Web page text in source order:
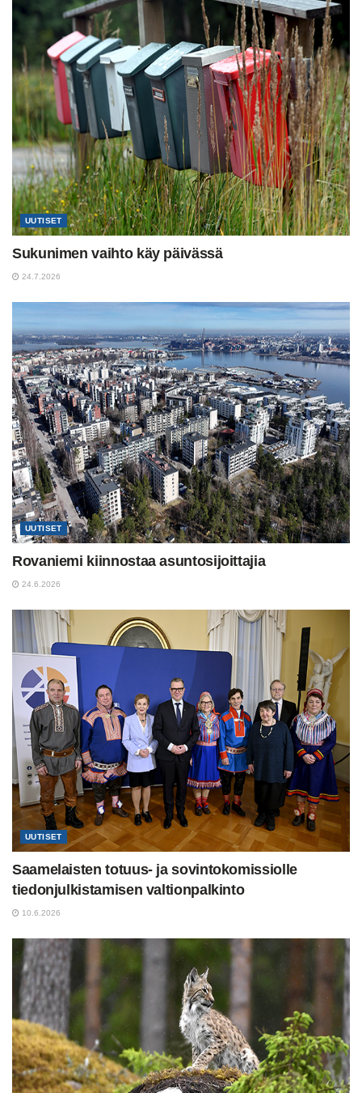
UUTISET
Sukunimen vaihto käy päivässä
24.7.2026
UUTISET
Rovaniemi kiinnostaa asuntosijoittajia
24.6.2026
UUTISET
Saamelaisten totuus- ja sovintokomissiolle
tiedonjulkistamisen valtionpalkinto
10.6.2026